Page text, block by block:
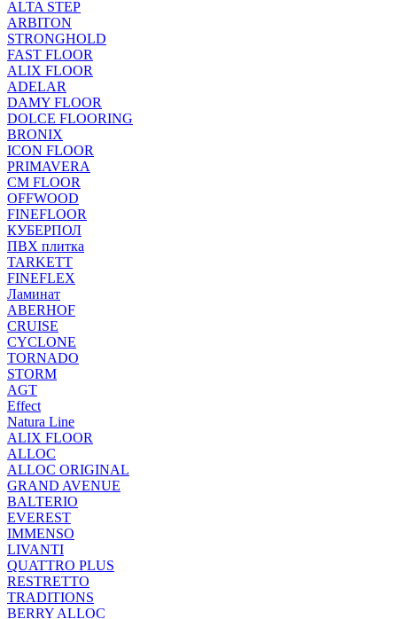
ALTA STEP
ARBITON
STRONGHOLD
FAST FLOOR
ALIX FLOOR
ADELAR
DAMY FLOOR
DOLCE FLOORING
BRONIX
ICON FLOOR
PRIMAVERA
CM FLOOR
OFFWOOD
FINEFLOOR
КУБЕРПОЛ
ПВХ плитка
TARKETT
FINEFLEX
Ламинат
ABERHOF
CRUISE
CYCLONE
TORNADO
STORM
AGT
Effect
Natura Line
ALIX FLOOR
ALLOC
ALLOC ORIGINAL
GRAND AVENUE
BALTERIO
EVEREST
IMMENSO
LIVANTI
QUATTRO PLUS
RESTRETTO
TRADITIONS
BERRY ALLOC